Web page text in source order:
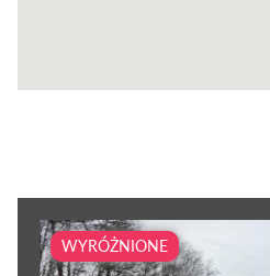
WYRÓŻNIONE